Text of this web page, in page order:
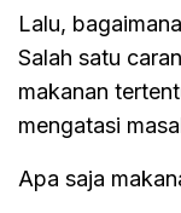
Lalu,
Salah satu
makanan
mengatasi
Apa saja